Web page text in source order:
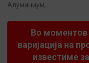
Алуминиум,
Во моментов
варијација на
известиме